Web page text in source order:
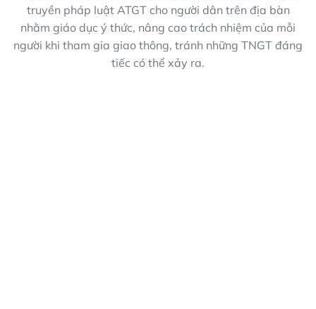
truyền pháp luật ATGT cho người dân trên địa bàn
nhằm giáo dục ý thức, nâng cao trách nhiệm của mỗi
người khi tham gia giao thông, tránh những TNGT đáng
tiếc có thể xảy ra.